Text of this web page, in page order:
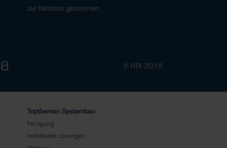
zur Kenntnis genommen.
© HTK 2018
Topthemen Systembau
Fertigung
Individuelle Lösungen